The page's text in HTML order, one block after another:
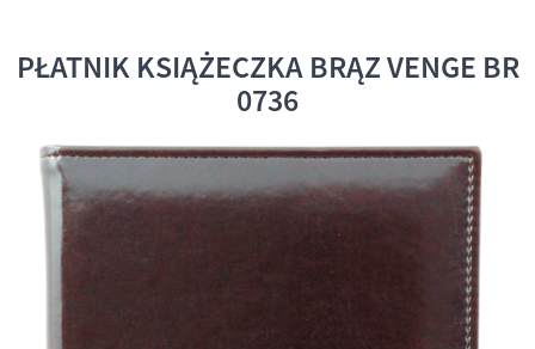
PŁATNIK KSIĄŻECZKA BRĄZ VENGE BR
0736